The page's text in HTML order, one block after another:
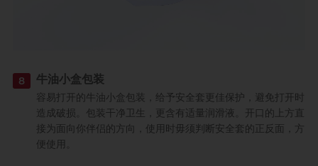
8 牛油小盒包装
容易打开的牛油小盒包装，给予安全套更佳保护，避免打开时
造成破损。包装干净卫生，更含有适量润滑液。开口的上方直
接为面向你伴侣的方向，使用时毋须判断安全套的正反面，方
便使用。